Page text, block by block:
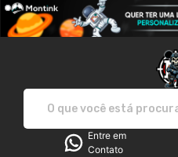
Entre em
Contato